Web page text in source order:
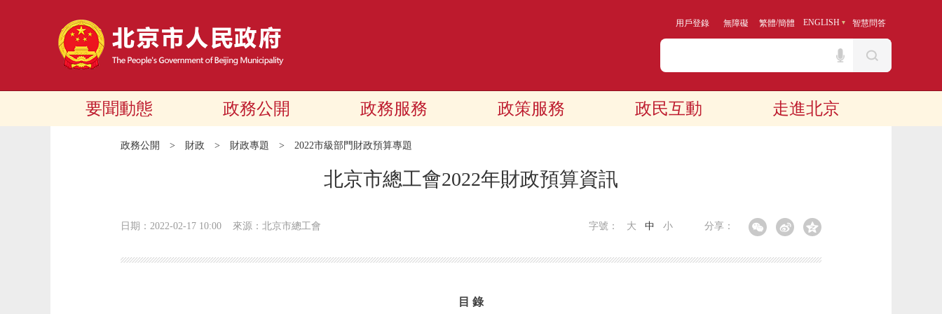
用戶登錄 無障礙 繁體/簡體 ENGLISH 智慧問答
要聞動態 政務公開 政務服務 政策服務 政民互動 走進北京
政務公開 > 財政 > 財政專題 > 2022市級部門財政預算專題
北京市總工會2022年財政預算資訊
日期：2022-02-17 10:00 來源：北京市總工會 分享：
字號： 大 中 小
目 錄